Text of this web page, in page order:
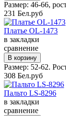
Размер: 46-66,
231 Бел.руб
Платье OL-1473
в закладки
сравнение
Размер: 52-62.
308 Бел.руб
Пальто LS-8296
в закладки
сравнение